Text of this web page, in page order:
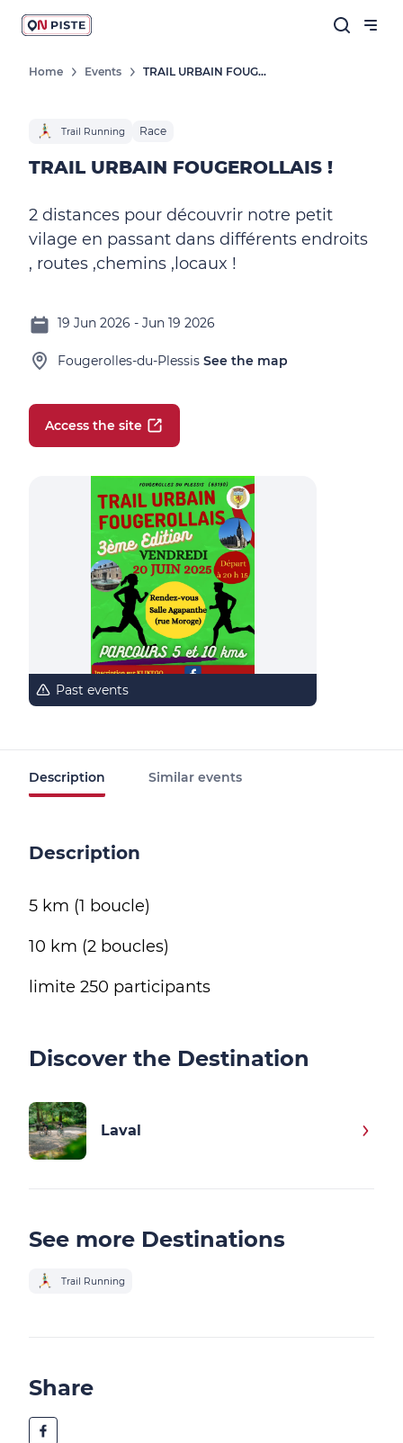
Home Events TRAIL URBAIN FOUGEROLLAIS !
Trail Running Race
TRAIL URBAIN FOUGEROLLAIS !
2 distances pour découvrir notre petit
vilage en passant dans différents endroits
, routes ,chemins ,locaux !
19 Jun 2026 - Jun 19 2026
Fougerolles-du-Plessis See the map
Access the site
Past events
Description Similar events
Description
5 km (1 boucle)
10 km (2 boucles)
limite 250 participants
Discover the Destination
Laval
See more Destinations
Trail Running
Share